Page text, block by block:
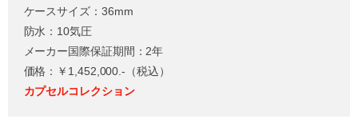
ケースサイズ：36mm
防水：10気圧
メーカー国際保証期間：2年
価格：￥1,452,000.-（税込）
カプセルコレクション